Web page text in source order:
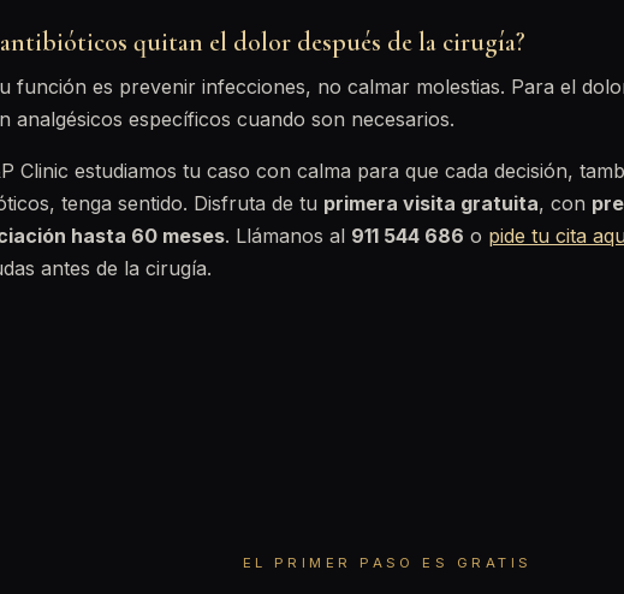
antibióticos quitan el dolor después de la cirugía?
función es prevenir infecciones, no calmar molestias. Para el
analgésicos específicos cuando son necesarios.
Clinic estudiamos tu caso con calma para que cada decisión,
tenga sentido. Disfruta de tu primera visita gratuita, con
hasta 60 meses. Llámanos al 911 544 686 o pide tu cita
antes de la cirugía.
EL PRIMER PASO ES GRATIS